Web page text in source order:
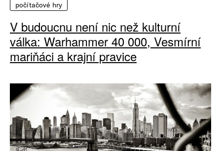
počítačové hry
V budoucnu není nic než kulturní
válka: Warhammer 40 000, Vesmírní
mariňáci a krajní pravice